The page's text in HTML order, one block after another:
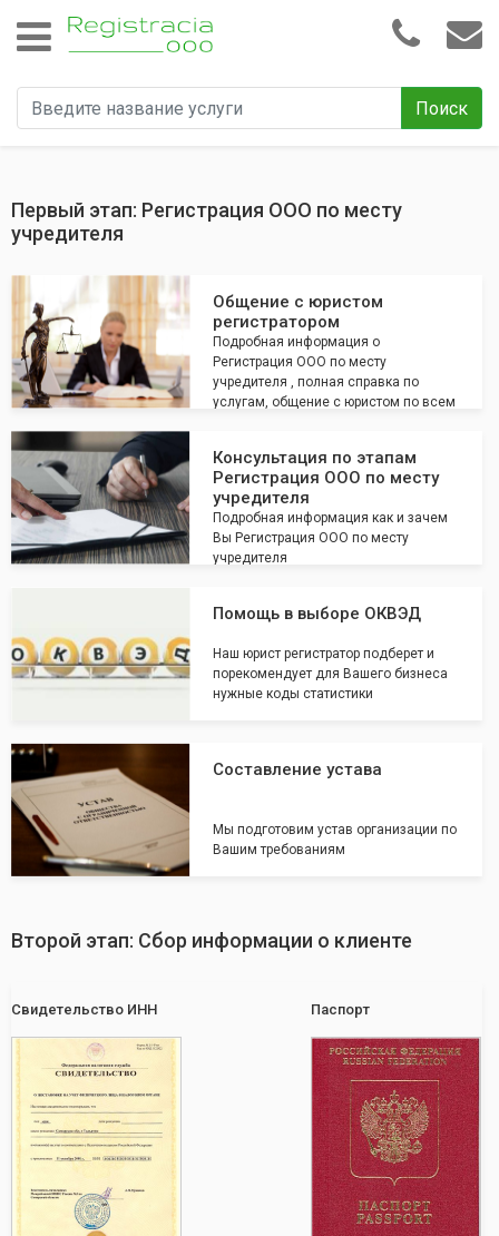
Поиск
Первый этап: Регистрация ООО по месту
учредителя
Общение с юристом
регистратором
Подробная информация о
Регистрация ООО по месту
учредителя , полная справка по
услугам, общение с юристом по всем
Консультация по этапам
Регистрация ООО по месту
учредителя
Подробная информация как и зачем
Вы Регистрация ООО по месту
учредителя
Помощь в выборе ОКВЭД
Наш юрист регистратор подберет и
порекомендует для Вашего бизнеса
нужные коды статистики
Составление устава
Мы подготовим устав организации по
Вашим требованиям
Второй этап: Сбор информации о клиенте
Свидетельство ИНН Паспорт